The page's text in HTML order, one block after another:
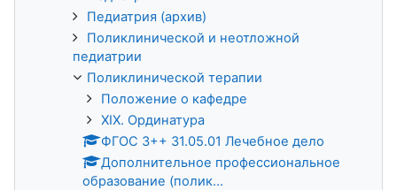
Педиатрия (архив)
Поликлинической и неотложной
педиатрии
Поликлинической терапии
Положение о кафедре
XIX. Ординатура
ФГОС 3++ 31.05.01 Лечебное дело
Дополнительное профессиональное
образование (полик...